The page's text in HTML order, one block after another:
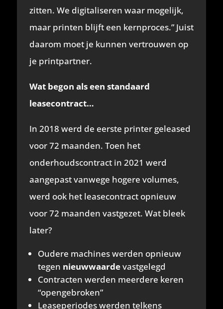
zitten. We digitaliseren waar mogelijk,
maar printen blijft een kernproces.” Juist
daarom moet je kunnen vertrouwen op
je printpartner.
Wat begon als een standaard
leasecontract…
In 2018 werd de eerste printer geleased
voor 72 maanden. Toen het
onderhoudscontract in 2021 werd
aangepast vanwege hogere volumes,
werd ook het leasecontract opnieuw
voor 72 maanden vastgezet. Wat bleek
later?
Oudere machines werden opnieuw
tegen nieuwwaardevastgelegd
Contracten werden meerdere keren
“opengebroken”
Leaseperiodes werden telkens